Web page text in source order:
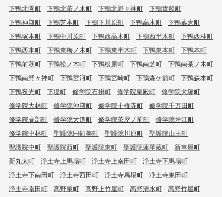
下鴨北園町
下鴨北茶ノ木町 下鴨北野々神町
下鴨貴船町
下鴨神殿町
下鴨芝本町 下鴨下川原町 下鴨高木町
下鴨蓼倉町
下鴨塚本町
下鴨中川原町 下鴨西高木町 下鴨西半木町
下鴨西林町
下鴨西本町
下鴨東梅ノ木町 下鴨東半木町 下鴨東本町
下鴨本町
下鴨前萩町
下鴨松ノ木町 下鴨松原町 下鴨南芝町
下鴨南茶ノ木町
下鴨南野々神町
下鴨宮河町 下鴨宮崎町 下鴨森ケ前町
下鴨森本町
下鴨夜光町
下堤町 修学院石掛町 修学院泉殿町
修学院犬塚町
修学院大林町
修学院沖殿町 修学院十権寺町
修学院千万田町
修学院高部町
修学院大道町 修学院茶屋ノ前町
修学院坪江町
修学院中林町
聖護院円頓美町 聖護院川原町
聖護院山王町
聖護院中町
聖護院西町 聖護院東町 聖護院蓮華蔵町
新車屋町
新丸太町
浄土寺上馬場町 浄土寺上南田町
浄土寺下馬場町
浄土寺下南田町
浄土寺西田町 浄土寺馬場町
浄土寺東田町
浄土寺南田町
高野泉町 高野上竹屋町 高野清水町
高野竹屋町